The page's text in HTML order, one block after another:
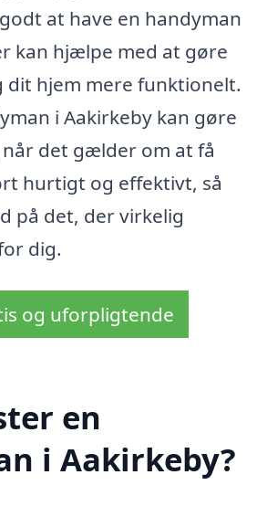
at have en handyman
kan hjælpe med at gøre
dit hjem mere funktionelt.
i Aakirkeby kan gøre
det gælder om at få
hurtigt og effektivt, så
på det, der virkelig
dig.
og uforpligtende
en
i Aakirkeby?